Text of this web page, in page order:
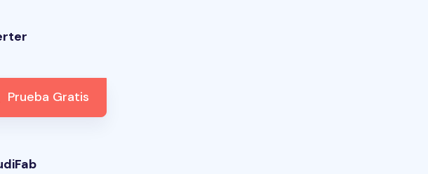
Prueba Gratis